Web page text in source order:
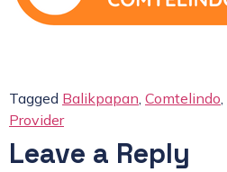
Tagged Balikpapan Comtelindo
Provider
Leave a Reply